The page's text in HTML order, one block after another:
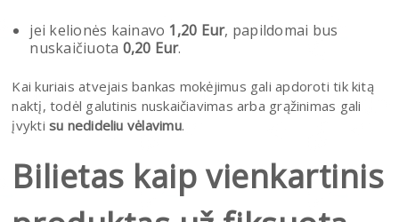
jei kelionės kainavo 1,20 Eur, papildomai bus
nuskaičiuota 0,20 Eur.
Kai kuriais atvejais bankas mokėjimus gali apdoroti tik kitą
naktį, todėl galutinis nuskaičiavimas arba grąžinimas gali
įvyktisu nedideliu vėlavimu.
Bilietas kaip vienkartinis